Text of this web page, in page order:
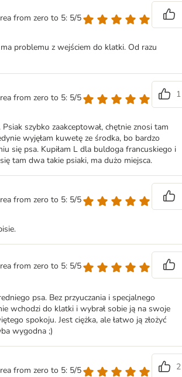
from zero to 5: 5/5
problemu z wejściem do klatki. Od razu
from zero to 5: 5/5
1
szybko zaakceptował, chętnie znosi tam
wyjęłam kuwetę ze środka, bo bardzo
się psa. Kupiłam L dla buldoga francuskiego i
tam dwa takie psiaki, ma dużo miejsca.
from zero to 5: 5/5
from zero to 5: 5/5
psa. Bez przyuczania i specjalnego
wchodzi do klatki i wybrał sobie ją na swoje
spokoju. Jest ciężka, ale łatwo ją złożyć
wygodna ;)
from zero to 5: 5/5
2